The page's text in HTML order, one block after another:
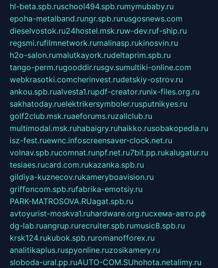
hl-beta.spb.ruschool494.spb.rumymubaby.ru
epoha-metalband.rungr.spb.rurusgosnews.com
dieselvostok.ru24hostel.msk.ruw-dev.ruf-ship.ru
regsmi.rufilmnetwork.rumalinasp.rukinosvin.ru
h2o-salon.rumalutkayork.rudeltaprim.spb.ru
tango-perm.rugooddir.rusgv.sumultiki-online.com
webkrasotki.comcherinvest.rudetskiy-ostrov.ru
ankou.spb.rualvesta1.rupdf-creator.runix-files.org.ru
sakhatoday.ruelektrikersymboler.rusputnikyes.ru
golf2club.msk.ruaeforums.ruzallclub.ru
multimodal.msk.ruhabaigry.ruhaikko.rusobakopedia.ru
isz-fest.ruewnc.infoscreensaver-clock.net.ru
volnav.spb.rucomnat.runpf.net.ru7bit.pp.rukalugatur.ru
tesiaes.rucard.com.rukazanka.spb.ru
gildiya-kuznecov.rukameryboavision.ru
griffoncom.spb.rufabrika-emotsiy.ru
PARK-MATROSOVA.RUagat.spb.ru
avtoyurist-moskva1.ruhardware.org.ruсхема-авто.рф
dg-lab.ruangrup.rurecruiter.spb.rumusic8.spb.ru
krsk124.rukubok.spb.ruromanofforex.ru
analitikaplus.ruspyonline.ruzosikamery.ru
sloboda-ural.pp.ruAUTO-COM.SUhohota.netalimy.ru